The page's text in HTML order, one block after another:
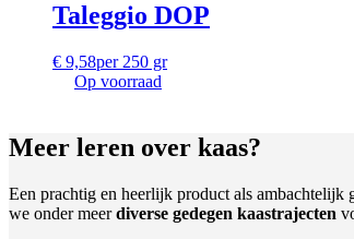
Taleggio DOP
€ 9,58per 250 gr
Op voorraad
Meer leren over kaas?
Een prachtig en heerlijk product als ambachtelijk
we onder meerdiverse gedegen kaastrajecten